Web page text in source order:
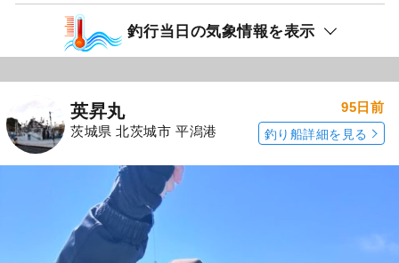
釣行当日の気象情報を表示
英昇丸
茨城県 北茨城市 平潟港
95日前
釣り船詳細を見る